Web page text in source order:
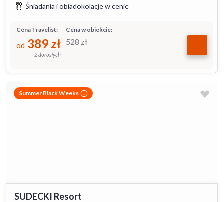
Śniadania i obiadokolacje w cenie
Cena w obiekcie:
528 zł
Cena Travelist:
od 389 zł
2 dorosłych
Summer Black Weeks
SUDECKI Resort